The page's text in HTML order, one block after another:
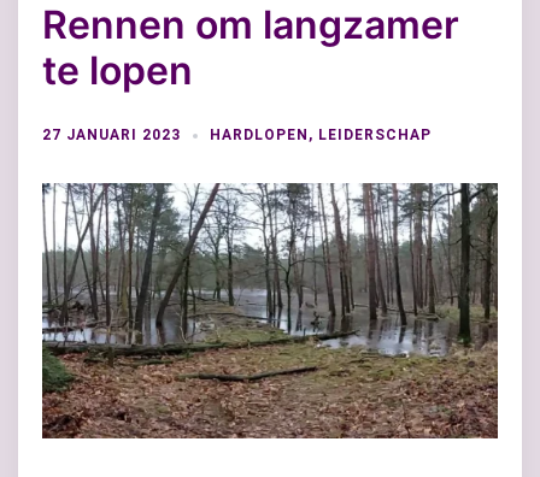
Rennen om langzamer
te lopen
27 JANUARI 2023 HARDLOPEN , LEIDERSCHAP